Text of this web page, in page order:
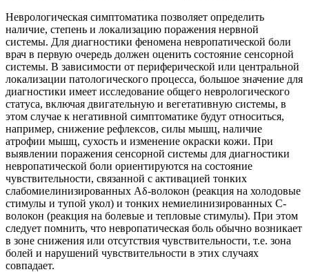
Неврологическая симптоматика позволяет определить
наличие, степень и локализацию поражения нервной
системы. Для диагностики феномена невропатической боли
врач в первую очередь должен оценить состояние сенсорной
системы. В зависимости от периферической или центральной
локализации патологического процесса, большое значение для
диагностики имеет исследование общего неврологического
статуса, включая двигательную и вегетативную системы, в
этом случае к негативной симптоматике будут относиться,
например, снижение рефлексов, силы мышц, наличие
атрофии мышц, сухость и изменение окраски кожи. При
выявлении поражения сенсорной системы для диагностики
невропатической боли ориентируются на состояние
чувствительности, связанной с активацией тонких
слабомиелинизированных Aδ-волокон (реакция на холодовые
стимулы и тупой укол) и тонких немиелинизированных С-
волокон (реакция на болевые и тепловые стимулы). При этом
следует помнить, что невропатическая боль обычно возникает
в зоне снижения или отсутствия чувствительности, т.е. зона
болей и нарушений чувствительности в этих случаях
совпадает.